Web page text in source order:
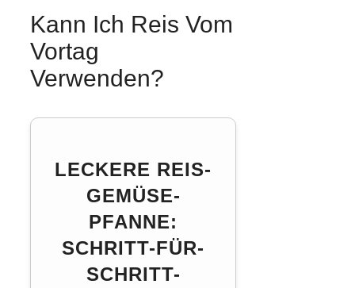
Kann Ich Reis Vom
Vortag
Verwenden?
LECKERE REIS-
GEMÜSE-
PFANNE:
SCHRITT-FÜR-
SCHRITT-